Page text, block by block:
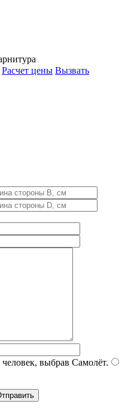
Расчет цены Вызвать
выбрав Самолёт.